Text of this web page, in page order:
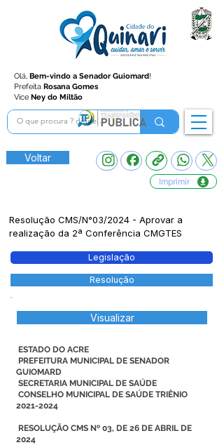
Olá, Bem-vindo a Senador Guiomard!
Prefeita Rosana Gomes
Vice Ney do Miltão
Voltar
Imprimir
Resolução CMS/N°03/2024 - Aprovar a
realização da 2ª Conferência CMGTES
Legislação
Resolução
Visualizar
ESTADO DO ACRE
PREFEITURA MUNICIPAL DE SENADOR
GUIOMARD
SECRETARIA MUNICIPAL DE SAÚDE
CONSELHO MUNICIPAL DE SAÚDE TRIÊNIO
2021-2024
RESOLUÇÃO CMS Nº 03, DE 26 DE ABRIL DE
2024